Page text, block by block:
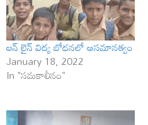
ఆన్ లైన్ విద్య బోధనలో అసమానత్వం
January 18, 2022
In "సమకాలీనం"